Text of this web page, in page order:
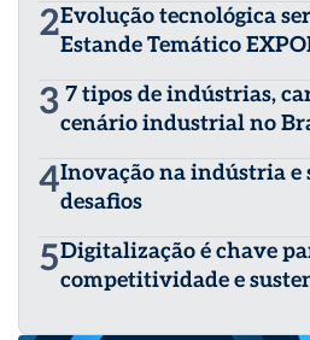
2Evolução tecnológica
Estande Temático
3 7 tipos de indústrias,
cenário industrial no
4Inovação na indústria e
desafios
5Digitalização é chave
competitividade e